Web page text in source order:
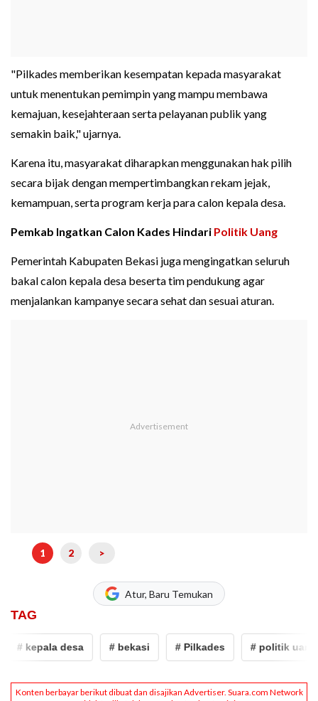
"Pilkades memberikan kesempatan kepada masyarakat
untuk menentukan pemimpin yang mampu membawa
kemajuan, kesejahteraan serta pelayanan publik yang
semakin baik," ujarnya.
Karena itu, masyarakat diharapkan menggunakan hak pilih
secara bijak dengan mempertimbangkan rekam jejak,
kemampuan, serta program kerja para calon kepala desa.
Pemkab Ingatkan Calon Kades Hindari Politik Uang
Pemerintah Kabupaten Bekasi juga mengingatkan seluruh
bakal calon kepala desa beserta tim pendukung agar
menjalankan kampanye secara sehat dan sesuai aturan.
1 2 >
Atur, Baru Temukan
TAG
# kepala desa # bekasi # Pilkades # politik uang